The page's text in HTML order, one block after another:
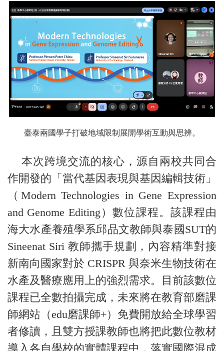
臺泰兩國學子打破地域限制展開學術互動與思辨。
本次跨境交流的核心，源自兩校共同合
作開發的「當代基因表現與基因編輯技術」
（Modern Technologies in Gene Expression
and Genome Editing）數位課程。該課程由
海大水產養殖學系邱品文教師與泰國SUT的
Sineenat Siri 教師攜手規劃，內容精準對接
新南向國家對於 CRISPR 與奈米生物技術在
水產及醫療應用上的強烈需求。目前該數位
課程已全數拍攝完成，未來將在教育部磨課
師網站（edu磨課師+）免費開放給全球學習
者修讀，且雙方授課教師也將把此數位教材
導入各自學校的實體課程中，落實國際混成